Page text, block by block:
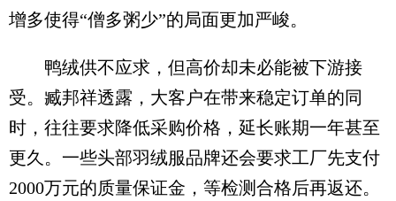
增多使得“僧多粥少”的局面更加严峻。
鸭绒供不应求，但高价却未必能被下游接
受。臧邦祥透露，大客户在带来稳定订单的同
时，往往要求降低采购价格，延长账期一年甚至
更久。一些头部羽绒服品牌还会要求工厂先支付
2000万元的质量保证金，等检测合格后再返还。